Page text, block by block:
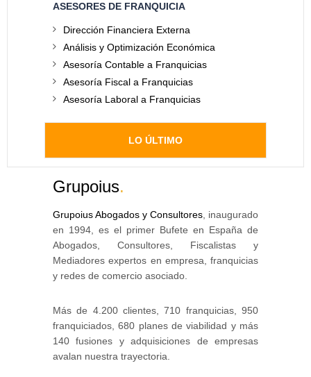
ASESORES DE FRANQUICIA
Dirección Financiera Externa
Análisis y Optimización Económica
Asesoría Contable a Franquicias
Asesoría Fiscal a Franquicias
Asesoría Laboral a Franquicias
LO ÚLTIMO
Grupoius.
Grupoius Abogados y Consultores , inaugurado
en 1994, es el primer Bufete en España de
Abogados, Consultores, Fiscalistas y
Mediadores expertos en empresa, franquicias
y redes de comercio asociado.
Más de 4.200 clientes, 710 franquicias, 950
franquiciados, 680 planes de viabilidad y más
140 fusiones y adquisiciones de empresas
avalan nuestra trayectoria.